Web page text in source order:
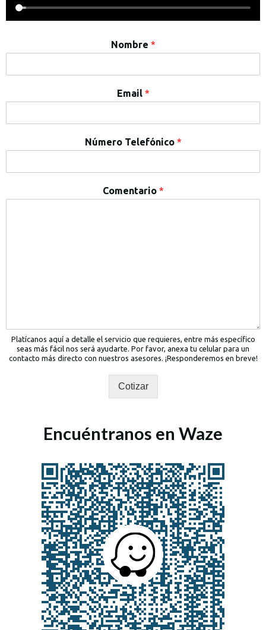
Nombre *
Email *
Número Telefónico *
Comentario *
Platícanos aquí a detalle el servicio que requieres, entre más específico
seas más fácil nos será ayudarte. Por favor, anexa tu celular para un
contacto más directo con nuestros asesores. ¡Responderemos en breve!
Cotizar
Encuéntranos en Waze